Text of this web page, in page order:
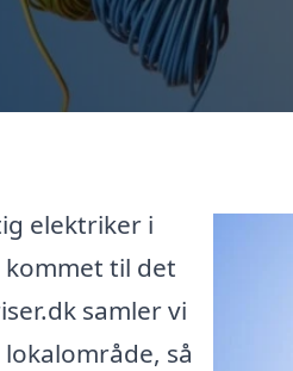
elektriker i
kommet til det
samler vi
så